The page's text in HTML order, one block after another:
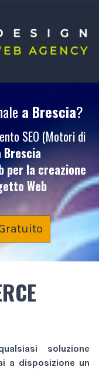
a Brescia?
SEO (Motori di
Brescia
per la creazione
Web
soluzione
a disposizione un